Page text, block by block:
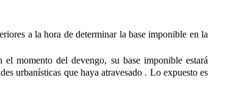
a la hora de determinar la base imponible en la
momento del devengo, su base imponible estará
urbanísticas que haya atravesado . Lo expuesto es